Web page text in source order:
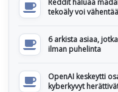
tekoäly voi
6 arkista asiaa,
ilman puhelinta
OpenAI keskeytti
kyberkyvyt